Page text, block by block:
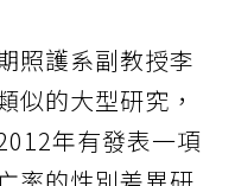
照護系副教授李
似的大型研究，
年有發表一項